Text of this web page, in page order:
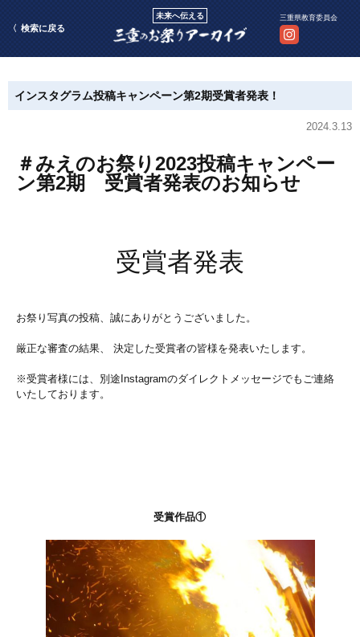
検索に戻る
未来へ伝える 三重県教育委員会
インスタグラム投稿キャンペーン第2期受賞者発表！
2024.3.13
＃みえのお祭り2023投稿キャンペー
ン第2期 受賞者発表のお知らせ
受賞者発表
お祭り写真の投稿、誠にありがとうございました。
厳正な審査の結果、 決定した受賞者の皆様を発表いたします。
※受賞者様には、別途Instagramのダイレクトメッセージでもご連絡
いたしております。
受賞作品①